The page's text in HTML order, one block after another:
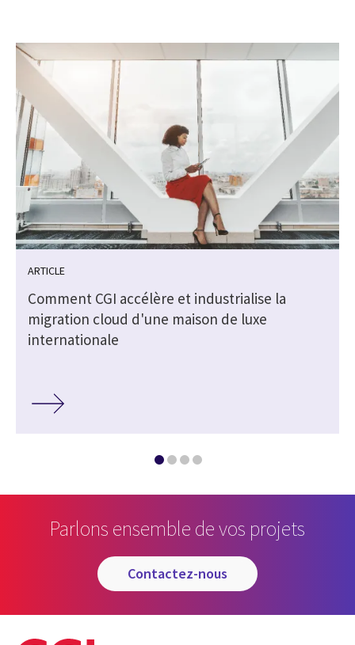
ARTICLE
Comment CGI accélère et industrialise la
migration cloud d'une maison de luxe
internationale
Parlons ensemble de vos projets
contactez-nous